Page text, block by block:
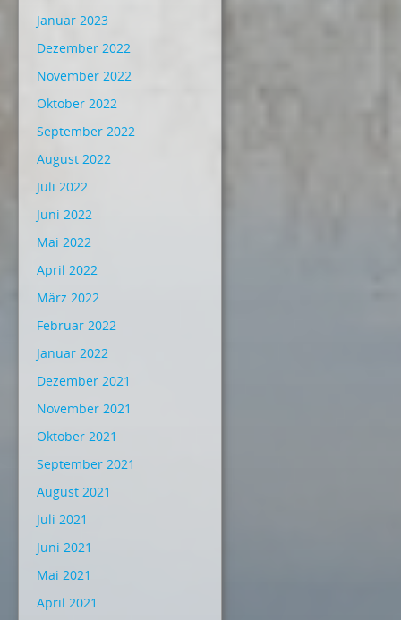
Januar 2023
Dezember 2022
November 2022
Oktober 2022
September 2022
August 2022
Juli 2022
Juni 2022
Mai 2022
April 2022
März 2022
Februar 2022
Januar 2022
Dezember 2021
November 2021
Oktober 2021
September 2021
August 2021
Juli 2021
Juni 2021
Mai 2021
April 2021